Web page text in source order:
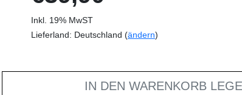
Inkl. 19% MwST
Lieferland: Deutschland (ändern)
IN DEN WARENKORB